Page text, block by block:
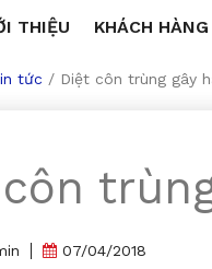
THIỆU KHÁCH HÀNG
tức / Diệt côn trùng gây
07/04/2018